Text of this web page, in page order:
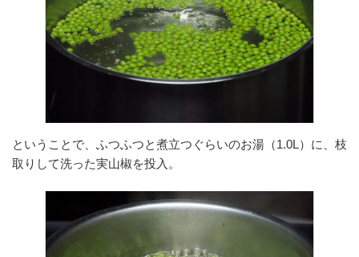
ということで、ふつふつと煮立つぐらいのお湯（1.0L）に、枝
取りして洗った実山椒を投入。